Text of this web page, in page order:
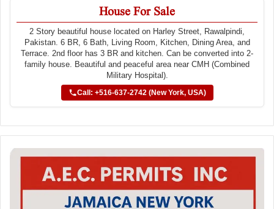
House For Sale
2 Story beautiful house located on Harley Street, Rawalpindi,
Pakistan. 6 BR, 6 Bath, Living Room, Kitchen, Dining Area, and
Terrace. 2nd floor has 3 BR and kitchen. Can be converted into 2-
family house. Beautiful and peaceful area near CMH (Combined
Military Hospital).
Call: +516-637-2742 (New York, USA)